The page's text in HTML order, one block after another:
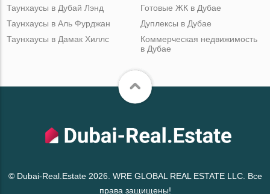
Таунхаусы в Дубай Лэнд
Таунхаусы в Аль Фурджан
Таунхаусы в Дамак Хиллс
Готовые ЖК в Дубае
Дуплексы в Дубае
Коммерческая недвижимость
в Дубае
© Dubai-Real.Estate 2026. WRE GLOBAL REAL ESTATE LLC. Все
права защищены!